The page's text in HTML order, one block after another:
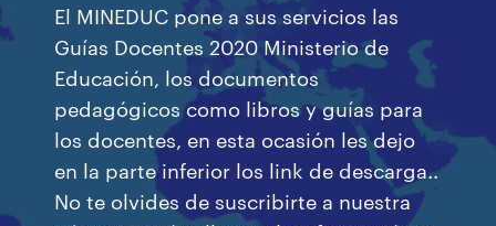
El MINEDUC pone a sus servicios las
Guías Docentes 2020 Ministerio de
Educación, los documentos
pedagógicos como libros y guías para
los docentes, en esta ocasión les dejo
en la parte inferior los link de descarga..
No te olvides de suscribirte a nuestra